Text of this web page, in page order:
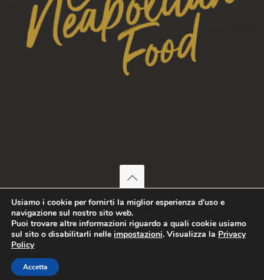
© 2026 Fresco Trattoria | Tutti i diritti riservati
DRAV S.p.a. | Iscritta presso l’ufficio delle imprese di Napoli
con il numero 07050001218 | REA: NA - 858200 | Capitale
sociale € 300.000,00 interamente versato. | PEC:
Usiamo i cookie per fornirti la miglior esperienza d'uso e
navigazione sul nostro sito web.
Puoi trovare altre informazioni riguardo a quali cookie usiamo
sul sito o disabilitarli nelle impostazioni. Visualizza la Privacy
Policy
Accetta